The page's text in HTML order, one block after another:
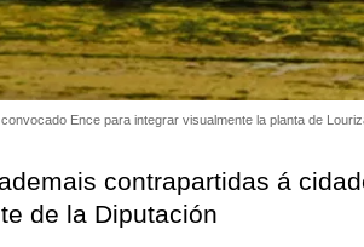
Ence para integrar visualmente la planta de
contrapartidas á
de la Diputación